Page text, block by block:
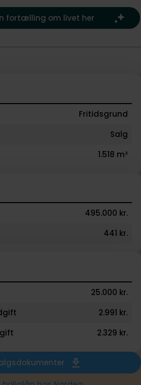
gode muligheder for gåture,
året rundt.
fortælling om livet her
Fritidsgrund
Salg
1.518 m²
495.000 kr.
441 kr.
25.000 kr.
2.991 kr.
2.329 kr.